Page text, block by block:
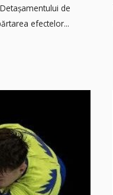
de
efectelor...